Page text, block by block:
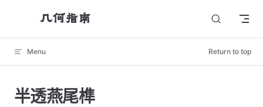
Skip to content
几何指南
Menu Return to top
半透燕尾榫